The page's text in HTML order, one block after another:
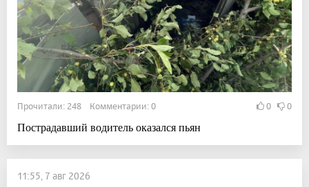
Прочитали: 248 Комментарии: 0 0 0
Пострадавший водитель оказался пьян
11:55, 7 авг 2026